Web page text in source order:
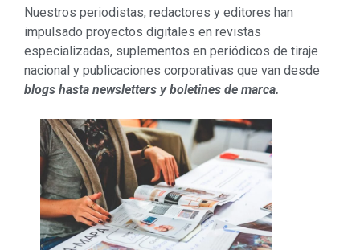
Nuestros periodistas, redactores y editores han
impulsado proyectos digitales en revistas
especializadas, suplementos en periódicos de tiraje
nacional y publicaciones corporativas que van desde
blogs hasta newsletters y boletines de marca.